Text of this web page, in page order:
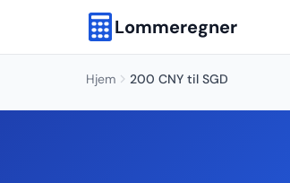
Lommeregner
Hjem 200 CNY til SGD